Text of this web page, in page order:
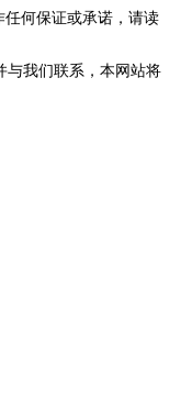
何保证或承诺，请读
与我们联系，本网站将